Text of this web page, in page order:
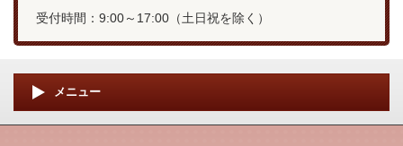
受付時間：9:00～17:00（土日祝を除く）
メニュー